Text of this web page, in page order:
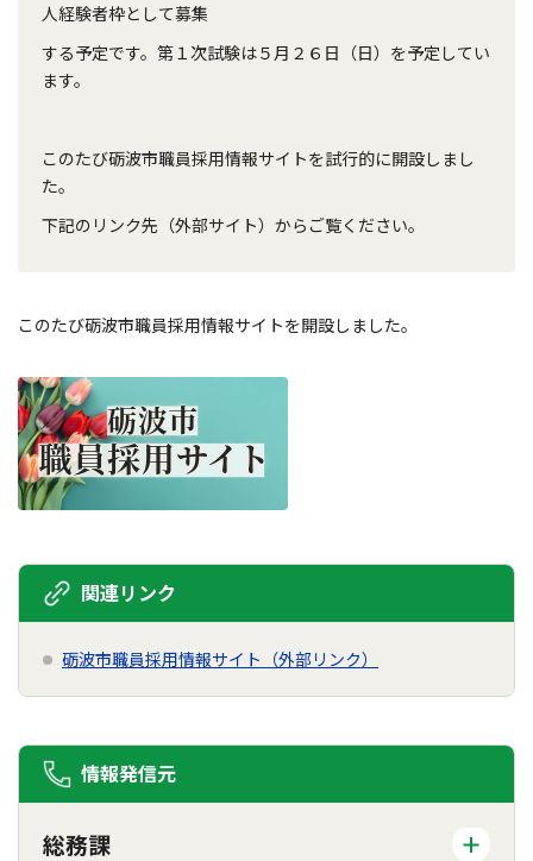
人経験者枠として募集
する予定です。第１次試験は５月２６日（日）を予定してい
ます。
このたび砺波市職員採用情報サイトを試行的に開設しまし
た。
下記のリンク先（外部サイト）からご覧ください。
このたび砺波市職員採用情報サイトを開設しました。
関連リンク
砺波市職員採用情報サイト（外部リンク）
情報発信元
総務課